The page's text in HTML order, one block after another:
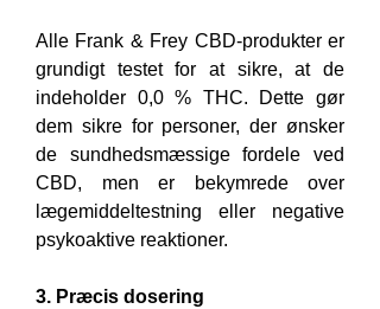
Alle Frank & Frey CBD-produkter er
grundigt testet for at sikre, at de
indeholder 0,0 % THC. Dette gør
dem sikre for personer, der ønsker
de sundhedsmæssige fordele ved
CBD, men er bekymrede over
lægemiddeltestning eller negative
psykoaktive reaktioner.
3. Præcis dosering